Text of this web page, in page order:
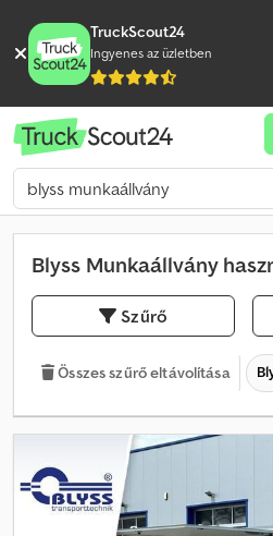
TruckScout24
Ingyenes az üzletben
Blyss Munkaállvány
Szűrő
Összes szűrő eltávolítása